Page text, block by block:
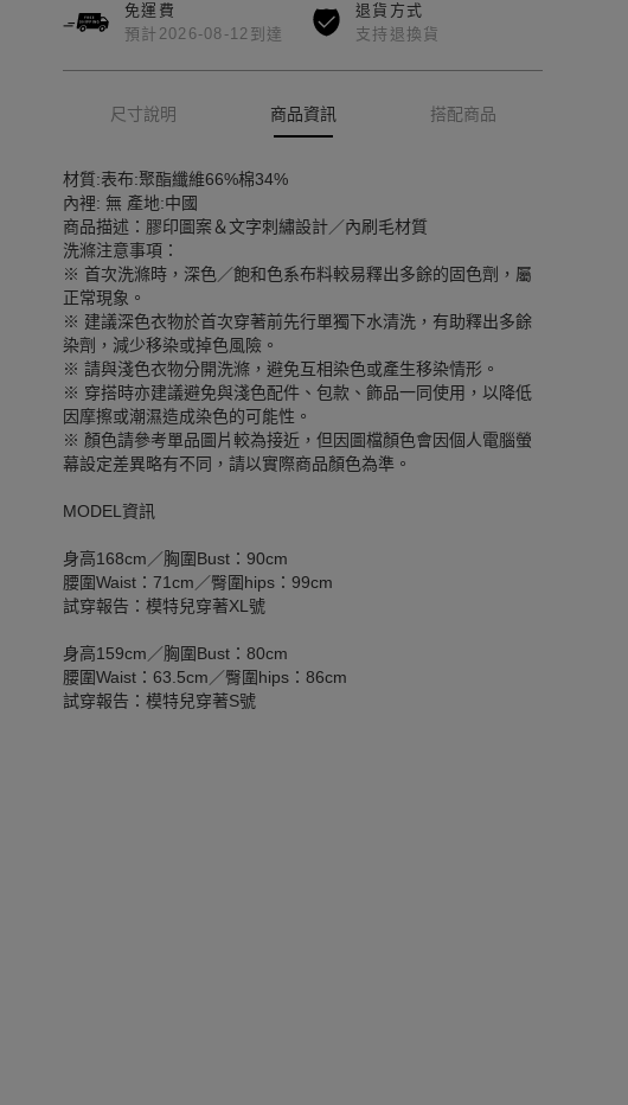
免運費
預計2026-08-12到達
退貨方式
支持退換貨
尺寸說明 商品資訊 搭配商品
材質:表布:聚酯纖維66%棉34%
內裡: 無 產地:中國
商品描述：膠印圖案＆文字刺繡設計／內刷毛材質
洗滌注意事項：
※ 首次洗滌時，深色／飽和色系布料較易釋出多餘的固色劑，屬
正常現象。
※ 建議深色衣物於首次穿著前先行單獨下水清洗，有助釋出多餘
染劑，減少移染或掉色風險。
※ 請與淺色衣物分開洗滌，避免互相染色或產生移染情形。
※ 穿搭時亦建議避免與淺色配件、包款、飾品一同使用，以降低
因摩擦或潮濕造成染色的可能性。
※ 顏色請參考單品圖片較為接近，但因圖檔顏色會因個人電腦螢
幕設定差異略有不同，請以實際商品顏色為準。
MODEL資訊
身高168cm／胸圍Bust：90cm
腰圍Waist：71cm／臀圍hips：99cm
試穿報告：模特兒穿著XL號
身高159cm／胸圍Bust：80cm
腰圍Waist：63.5cm／臀圍hips：86cm
試穿報告：模特兒穿著S號